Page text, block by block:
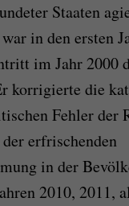
Staaten
in den ersten
im Jahr 2000
korrigierte die
Fehler der
erfrischenden
in der
2010, 2011,